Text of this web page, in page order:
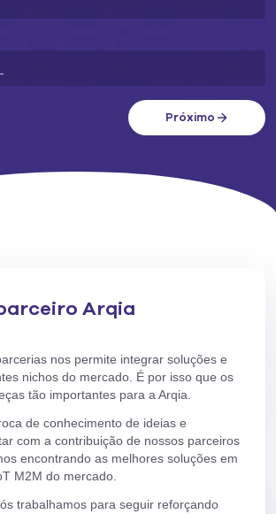
Próximo
Arqia
nos permite integrar soluções e
nichos do mercado. É por isso que os
tão importantes para a Arqia.
de conhecimento de ideias e
com a contribuição de nossos parceiros
encontrando as melhores soluções em
M2M do mercado.
trabalhamos para seguir reforçando